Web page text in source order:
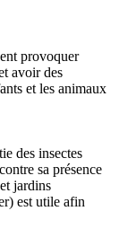
provoquer
avoir des
et les animaux
des insectes
sa présence
jardins
est utile afin